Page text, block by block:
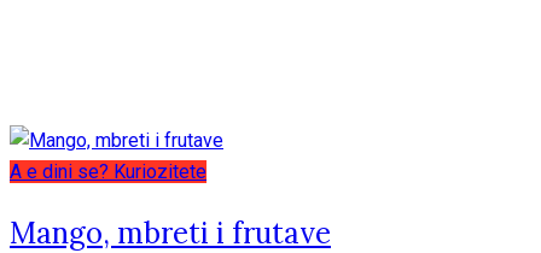
A e dini se? Kuriozitete
Mango, mbreti i frutave